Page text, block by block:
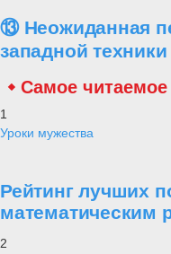
⑬ Неожиданная
западной техники
Самое читаемое
1
Уроки мужества
Рейтинг лучших
математическим
2